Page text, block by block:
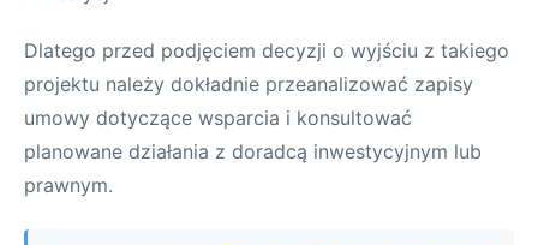
Dlatego przed podjęciem decyzji o wyjściu z takiego
projektu należy dokładnie przeanalizować zapisy
umowy dotyczące wsparcia i konsultować
planowane działania z doradcą inwestycyjnym lub
prawnym.